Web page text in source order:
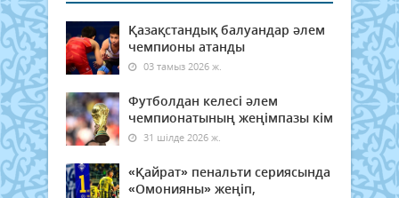
Қазақстандық балуандар әлем
чемпионы атанды
03 тамыз 2026 ж.
Футболдан келесі әлем
чемпионатының жеңімпазы кім
31 шілде 2026 ж.
«Қайрат» пенальти сериясында
«Омонияны» жеңіп,